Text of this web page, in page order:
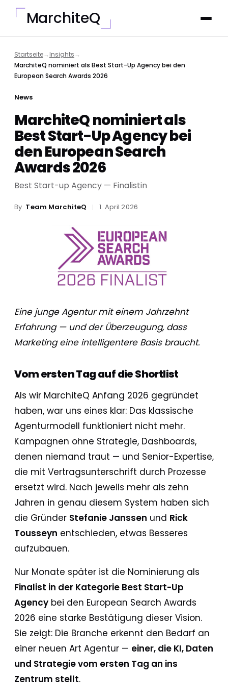
MarchiteQ
Startseite→Insights→
MarchiteQ nominiert als Best Start-Up Agency bei den
European Search Awards 2026
News
MarchiteQ nominiert als
Best Start-Up Agency bei
den European Search
Awards 2026
Best Start-up Agency — Finalistin
By Team MarchiteQ 1. April 2026
Eine junge Agentur mit einem Jahrzehnt
Erfahrung — und der Überzeugung, dass
Marketing eine intelligentere Basis braucht.
Vom ersten Tag auf die Shortlist
Als wir MarchiteQ Anfang 2026 gegründet
haben, war uns eines klar: Das klassische
Agenturmodell funktioniert nicht mehr.
Kampagnen ohne Strategie, Dashboards,
denen niemand traut — und Senior-Expertise,
die mit Vertragsunterschrift durch Prozesse
ersetzt wird. Nach jeweils mehr als zehn
Jahren in genau diesem System haben sich
die Gründer Stefanie Janssen und Rick
Tousseyn entschieden, etwas Besseres
aufzubauen.
Nur Monate später ist die Nominierung als
Finalist in der Kategorie Best Start-Up
Agency bei den European Search Awards
2026 eine starke Bestätigung dieser Vision.
Sie zeigt: Die Branche erkennt den Bedarf an
einer neuen Art Agentur — einer, die KI, Daten
und Strategie vom ersten Tag an ins
Zentrum stellt.